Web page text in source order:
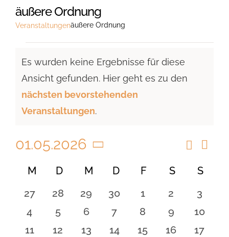
äußere Ordnung
Veranstaltungenäußere Ordnung
Hinweis
Es wurden keine Ergebnisse für diese
Ansicht gefunden. Hier geht es zu den
nächsten bevorstehenden
Veranstaltungen.
Suche
Suche
Monat
01.05.2026
Datum
wählen.
Kalender
von
Veranstaltungen
M MONTAG
D DIENSTAG
M MITTWOCH
D DONNERSTAG
F FREITAG
SSAMSTAG
S
0
Veranstaltungen
27
0
Veranstaltungen
28
0
Veranstaltungen
29
0
Veranstaltungen
30
0
Veranstaltungen
1
0
2
0
3
0
Veranstaltungen
4
0
Veranstaltungen
5
0
Veranstaltungen
6
0
Veranstaltungen
7
0
Veranstaltungen
8
0
9
0
10
0
11
0
12
0
13
0
14
0
15
0
16
0
17